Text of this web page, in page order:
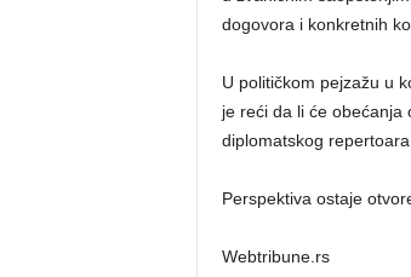
dogovora i konkretnih
U političkom pejzažu u
je reći da li će obećanja
diplomatskog
Perspektiva ostaje
Webtribune.rs